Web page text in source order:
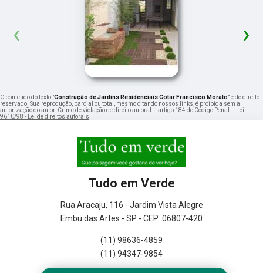
‹ ›
O conteúdo do texto "Construção de Jardins Residenciais Cotar Francisco Morato" é de direito
reservado. Sua reprodução, parcial ou total, mesmo citando nossos links, é proibida sem a
autorização do autor. Crime de violação de direito autoral – artigo 184 do Código Penal – Lei
9610/98 - Lei de direitos autorais.
Tudo em Verde
Rua Aracaju, 116 - Jardim Vista Alegre
Embu das Artes - SP - CEP: 06807-420
(11) 98636-4859
(11) 94347-9854